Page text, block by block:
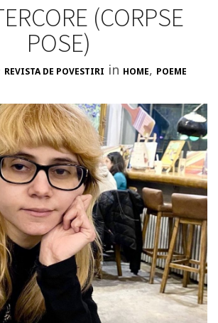
(CORPSE
POSE)
REVISTA DE POVESTIRI in HOME, POEME